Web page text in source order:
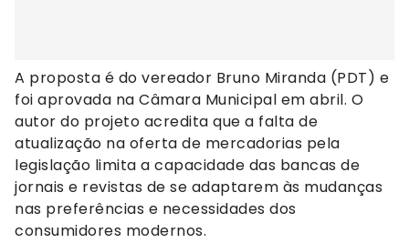
A proposta é do vereador Bruno Miranda (PDT) e
foi aprovada na Câmara Municipal em abril. O
autor do projeto acredita que a falta de
atualização na oferta de mercadorias pela
legislação limita a capacidade das bancas de
jornais e revistas de se adaptarem às mudanças
nas preferências e necessidades dos
consumidores modernos.